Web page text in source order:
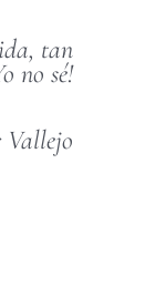
tan
no sé!
Vallejo